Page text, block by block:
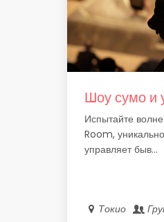
Шоу сумо и
Испытайте
Room,
управляет быв...
Токио